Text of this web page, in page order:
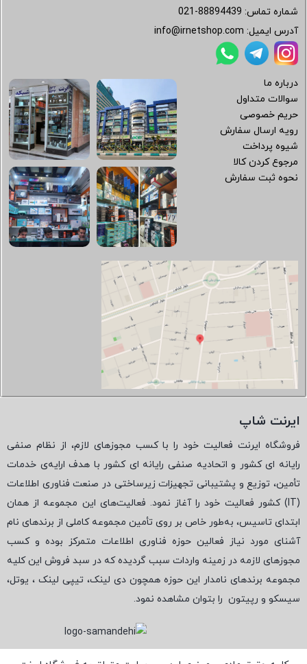
شماره تماس: 021-88894439
آدرس ایمیل: info@irnetshop.com
درباره ما
سوالات متداول
حریم خصوصی
رویه ارسال سفارش
شیوه پرداخت
مرجوع کردن کالا
نحوه ثبت سفارش
ایرنت شاپ
فروشگاه ایرنت فعالیت خود را با کسب مجوزهای لازم، از نظام صنفی
رایانه ای کشور و اتحادیه صنفی رایانه ای کشور با هدف ارایه‌ی خدمات
تأمین، توزیع و پشتیبانی تجهیزات زیرساختی در صنعت فناوری اطلاعات
(
IT) کشور فعالیت خود را آغاز نمود. فعالیت‌های این مجموعه از همان
ابتدای تاسیس، به‌طور خاص بر روی تأمین مجموعه کاملی از برندهای نام
آشنای مورد نیاز فعالین حوزه فناوری اطلاعات متمرکز بوده و کسب
مجوزهای لازمه در زمینه واردات سبب گردیده که در سبد فروش این کلیه
مجموعه برندهای نامدار این حوزه همچون دی لینک، تیپی لینک ، یوتل،
سیسکو و رپیتون را بتوان مشاهده نمود.